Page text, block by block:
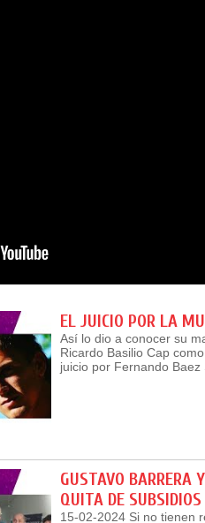
EL JUICIO POR LA
Así lo dio a conocer su
Ricardo Basilio Cap
juicio por Fernando Baez
GUSTAVO BARRERA
QUITA DE
15-02-2024 Si no tienen